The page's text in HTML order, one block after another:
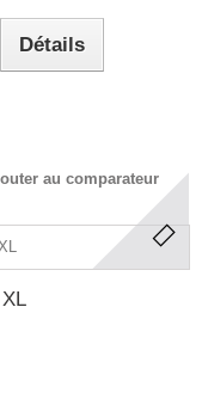
Détails
au comparateur